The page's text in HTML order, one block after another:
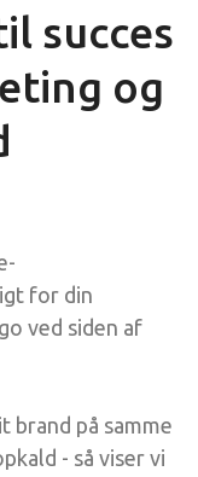
succes
og
for din
ved siden af
brand på samme
- så viser vi